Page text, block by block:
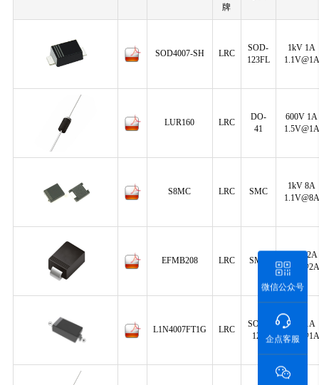
牌
SOD4007-SH LRC
SOD-
123FL
1kV 1A
1.1V@1A
LUR160 LRC
DO-
41
600V 1A
1.5V@1A
S8MC LRC SMC
1kV 8A
1.1V@8A
EFMB208 LRC SMB
600V 2A
1.7V@2A
L1N4007FT1G LRC
SOD-
123
1kV 1A
1.1V@1A
微信公众号
企点客服